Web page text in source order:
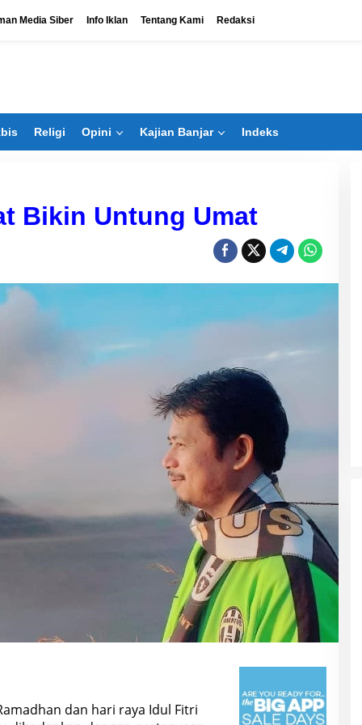
Media Siber Info Iklan Tentang Kami Redaksi
Religi Opini Kajian Banjar Indeks
Bikin Untung Umat
dan hari raya Idul Fitri
Bangun Banua Masuk Bisnis
Agustus 6, 2026